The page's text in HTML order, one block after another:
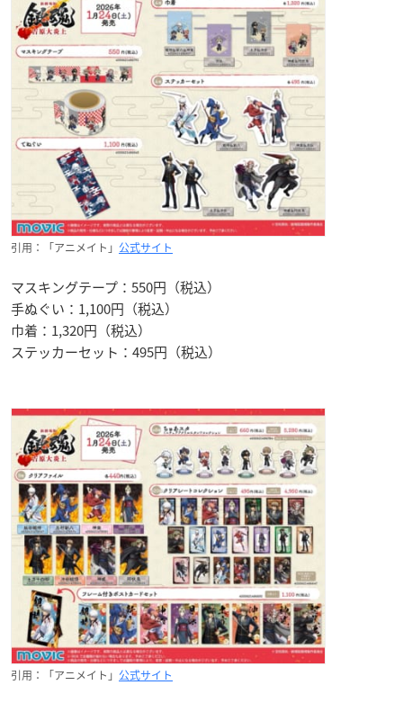
引用：「アニメイト」 公式サイト
マスキングテープ：550円（税込）
手ぬぐい：1,100円（税込）
巾着：1,320円（税込）
ステッカーセット：495円（税込）
引用：「アニメイト」 公式サイト